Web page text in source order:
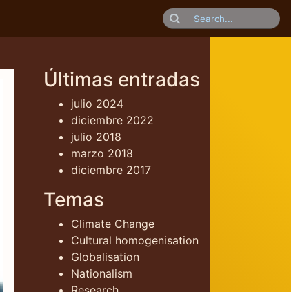
Últimas entradas
julio 2024
diciembre 2022
julio 2018
marzo 2018
diciembre 2017
Temas
Climate Change
Cultural homogenisation
Globalisation
Nationalism